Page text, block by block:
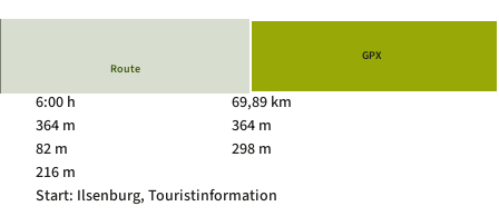
Luftkurort Schierke
Service
welt
Route
GPX
6:00 h
69,89 km
364 m
364 m
82 m
298 m
216 m
Start: Ilsenburg, Touristinformation